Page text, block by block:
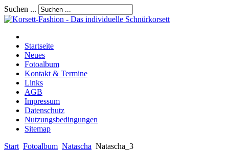
Suchen ...
Startseite
Neues
Fotoalbum
Kontakt & Termine
Links
AGB
Impressum
Datenschutz
Nutzungsbedingungen
Sitemap
Start Fotoalbum Natascha Natascha_3